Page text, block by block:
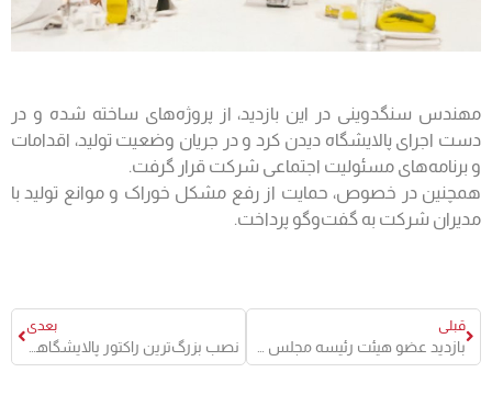
مهندس سنگدوینی در این بازدید، از پروژه‌های ساخته شده و در
دست اجرای پالایشگاه دیدن کرد و در جریان وضعیت تولید، اقدامات
و برنامه‌های مسئولیت اجتماعی شرکت قرار گرفت.
همچنین در خصوص، حمایت از رفع مشکل خوراک و موانع تولید با
مدیران شرکت به گفت‌وگو پرداخت.
قبلی
بازدید عضو هیئت رئیسه مجلس شورای اسلامی و هیات همراه
بعدی
نصب بزرگ‌ترین راکتور پالایشگاهی به دست توانمند کارکنان شرکت نفت آفتاب